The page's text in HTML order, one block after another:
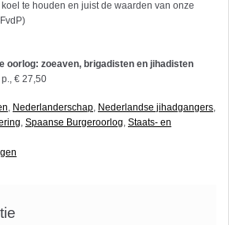
te houden en juist de waarden van onze
oorlog: zoeaven, brigadisten en jihadisten
€ 27,50
, Nederlanderschap, Nederlandse jihadgangers,
, Spaanse Burgeroorlog, Staats- en